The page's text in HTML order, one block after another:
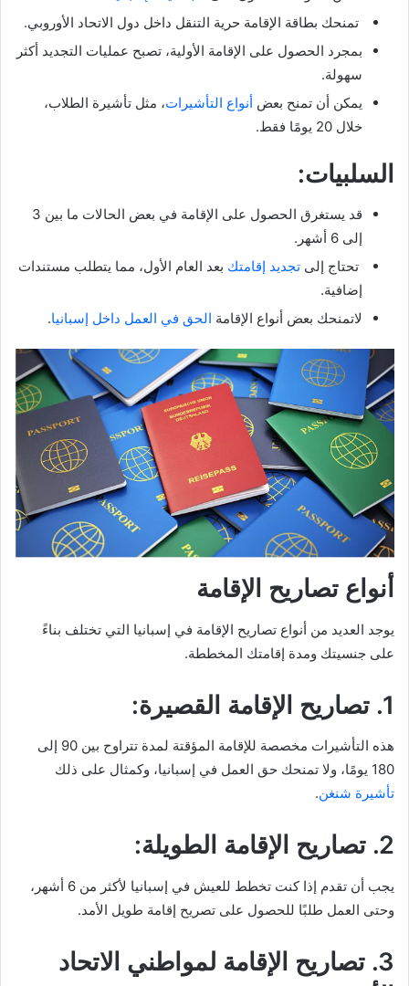
تمنحك بطاقة الإقامة حرية التنقل داخل دول الاتحاد الأوروبي.
بمجرد الحصول على الإقامة الأولية، تصبح عمليات التجديد أكثر
سهولة.
يمكن أن تمنح بعض أنواع التأشيرات، مثل تأشيرة الطلاب،
خلال 20 يومًا فقط.
السلبيات:
قد يستغرق الحصول على الإقامة في بعض الحالات ما بين 3
إلى 6 أشهر.
تحتاج إلى تجديد إقامتك بعد العام الأول، مما يتطلب مستندات
إضافية.
لاتمنحك بعض أنواع الإقامة الحق في العمل داخل إسبانيا.
أنواع تصاريح الإقامة
يوجد العديد من أنواع تصاريح الإقامة في إسبانيا التي تختلف بناءً
على جنسيتك ومدة إقامتك المخططة.
1. تصاريح الإقامة القصيرة:
هذه التأشيرات مخصصة للإقامة المؤقتة لمدة تتراوح بين 90 إلى
180 يومًا، ولا تمنحك حق العمل في إسبانيا، وكمثال على ذلك
تأشيرة شنغن.
2. تصاريح الإقامة الطويلة:
يجب أن تقدم إذا كنت تخطط للعيش في إسبانيا لأكثر من 6 أشهر،
وحتى العمل طلبًا للحصول على تصريح إقامة طويل الأمد.
3. تصاريح الإقامة لمواطني الاتحاد